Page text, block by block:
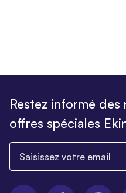
Restez informé
offres spéciales